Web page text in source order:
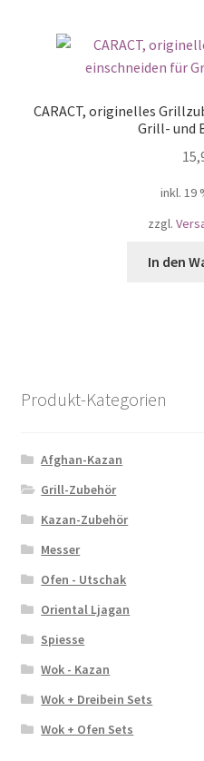
CARACT, originelles
Grill- und
inkl. 19
zzgl.
In den
Produkt-Kategorien
Afghan-Kazan
Grill-Zubehör
Kazan-Zubehör
Messer
Ofen - Utschak
Oriental Ljagan
Spiesse
Wok - Kazan
Wok + Dreibein Sets
Wok + Ofen Sets